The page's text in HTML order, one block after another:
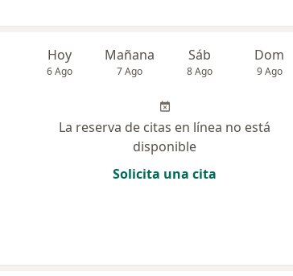
Hoy
6 Ago
Mañana
7 Ago
Sáb
8 Ago
Dom
9 Ago
La reserva de citas en línea no está
disponible
Solicita una cita